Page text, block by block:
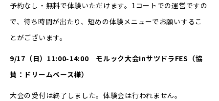
予約なし・無料で体験いただけます。1コートでの運営ですの
で、待ち時間が出たり、短めの体験メニューでお願いするこ
とがございます。
9/17（日）11:00-14:00 モルック大会inサツドラFES（協
賛：ドリームベース様）
大会の受付は終了しました。体験会は行われません。